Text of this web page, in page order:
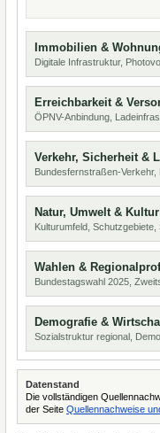
Immobilien &
Digitale Infrastruktur,
Erreichbarkeit &
ÖPNV-Anbindung,
Verkehr, Sicherheit &
Bundesfernstraßen-Verkehr,
Natur, Umwelt & Kultur
Kulturumfeld,
Wahlen &
Bundestagswahl 2025,
Demografie &
Sozialstruktur regional,
Datenstand
Die vollständigen
der Seite Quellennachweise